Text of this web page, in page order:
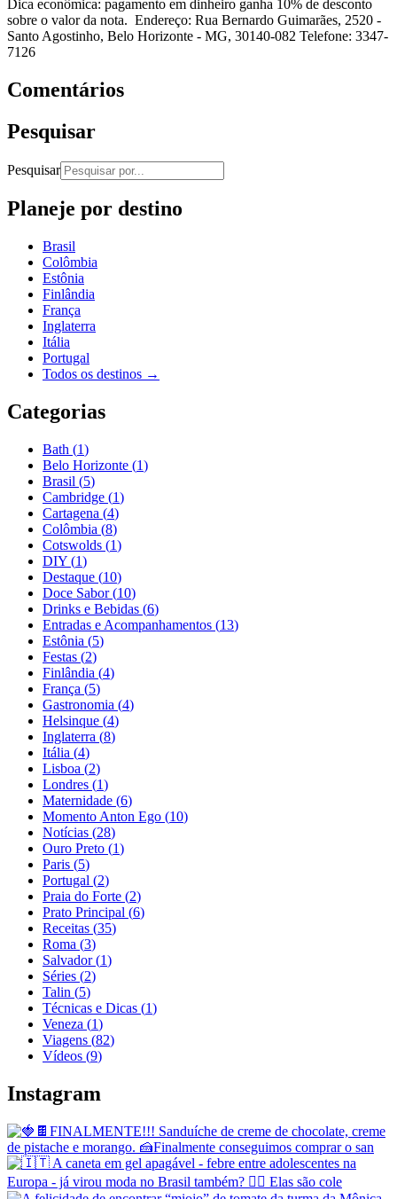
Dica econômica: pagamento em dinheiro ganha 10% de desconto
sobre o valor da nota. Endereço: Rua Bernardo Guimarães, 2520 -
Santo Agostinho, Belo Horizonte - MG, 30140-082 Telefone: 3347-
7126
Comentários
Pesquisar
Pesquisar
Planeje por destino
Brasil
Colômbia
Estônia
Finlândia
França
Inglaterra
Itália
Portugal
Todos os destinos →
Categorias
Bath (1)
Belo Horizonte (1)
Brasil (5)
Cambridge (1)
Cartagena (4)
Colômbia (8)
Cotswolds (1)
DIY (1)
Destaque (10)
Doce Sabor (10)
Drinks e Bebidas (6)
Entradas e Acompanhamentos (13)
Estônia (5)
Festas (2)
Finlândia (4)
França (5)
Gastronomia (4)
Helsinque (4)
Inglaterra (8)
Itália (4)
Lisboa (2)
Londres (1)
Maternidade (6)
Momento Anton Ego (10)
Notícias (28)
Ouro Preto (1)
Paris (5)
Portugal (2)
Praia do Forte (2)
Prato Principal (6)
Receitas (35)
Roma (3)
Salvador (1)
Séries (2)
Talin (5)
Técnicas e Dicas (1)
Veneza (1)
Viagens (82)
Vídeos (9)
Instagram